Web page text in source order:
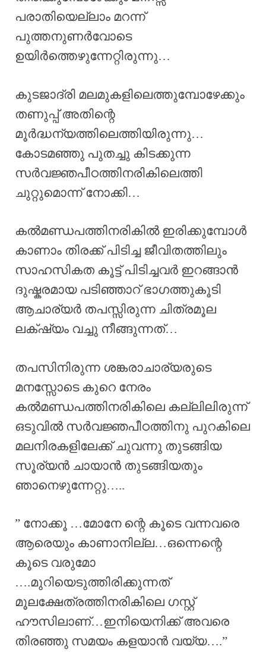
പരാതിയെല്ലാം മറന്ന്
പുത്തനുണർവോടെ
ഉയിർത്തെഴുന്നേറ്റിരുന്നു…
കുടജാദ്രി മലമുകളിലെത്തുമ്പോഴേക്കും
തണുപ്പ് അതിന്റെ
മൂർദ്ധന്യത്തിലെത്തിയിരുന്നു…
കോടമഞ്ഞു പുതച്ചു കിടക്കുന്ന
സർവജ്ഞപീഠത്തിനരികിലെത്തി
ചുറ്റുമൊന്ന് നോക്കി…
കൽമണ്ഡപത്തിനരികിൽ ഇരിക്കുമ്പോൾ
കാണാം തിരക്ക് പിടിച്ച ജീവിതത്തിലും
സാഹസികത കൂട്ട് പിടിച്ചവർ ഇറങ്ങാൻ
ദുഷ്കരമായ പടിഞ്ഞാറ് ഭാഗത്തുകൂടി
ആചാര്യർ തപസ്സിരുന്ന ചിത്രമൂല
ലക്‌ഷ്യം വച്ചു നീങ്ങുന്നത്…
തപസിനിരുന്ന ശങ്കരാചാര്യരുടെ
മനസ്സോടെ കുറെ നേരം
കൽമണ്ഡപത്തിനരികിലെ കല്ലിലിരുന്ന്
ഒടുവിൽ സർവജ്ഞപീഠത്തിനു പുറകിലെ
മലനിരകളിലേക്ക് ചുവന്നു തുടങ്ങിയ
സൂര്യൻ ചായാൻ തുടങ്ങിയതും
ഞാനെഴുന്നേറ്റു…..
” നോക്കൂ …മോനേ ന്റെ കൂടെ വന്നവരെ
ആരെയും കാണാനില്ല…ഒന്നെന്റെ
കൂടെ വരുമോ
….മുറിയെടുത്തിരിക്കുന്നത്
മൂലക്ഷേത്രത്തിനരികിലെ ഗസ്റ്റ്
ഹൗസിലാണ്…ഇനിയെനിക്ക് അവരെ
തിരഞ്ഞു സമയം കളയാൻ വയ്യ….”